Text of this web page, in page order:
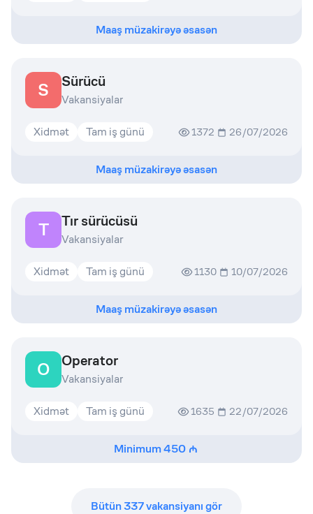
Maaş müzakirəyə əsasən
S Sürücü
Vakansiyalar
Xidmət Tam iş günü 1372 26/07/2026
Maaş müzakirəyə əsasən
T Tır sürücüsü
Vakansiyalar
Xidmət Tam iş günü 1130 10/07/2026
Maaş müzakirəyə əsasən
O Operator
Vakansiyalar
Xidmət Tam iş günü 1635 22/07/2026
Minimum450
Bütün337vakansiyanı gör